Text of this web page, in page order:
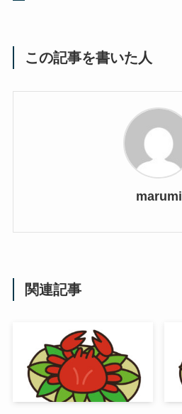
この記事を書いた人
marumi
関連記事